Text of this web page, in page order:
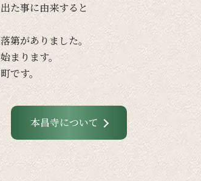
た事に由来すると
第がありました。
始まります。
です。
本昌寺について